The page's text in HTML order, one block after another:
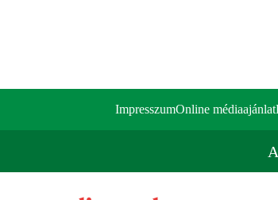
ImpresszumOnline médiaajánlat